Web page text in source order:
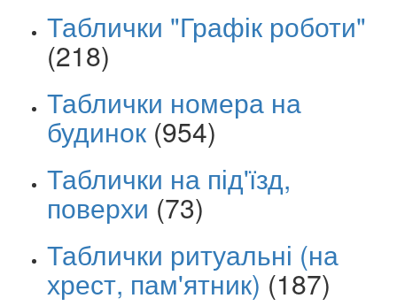
Таблички "Графік роботи"
(218)
Таблички номера на
будинок (954)
Таблички на під'їзд,
поверхи (73)
Таблички ритуальні (на
хрест, пам'ятник) (187)